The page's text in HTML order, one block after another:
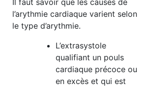
Il faut savoir que les causes de
l’arythmie cardiaque varient selon
le type d’arythmie.
L’extrasystole
qualifiant un pouls
cardiaque précoce ou
en excès et qui est